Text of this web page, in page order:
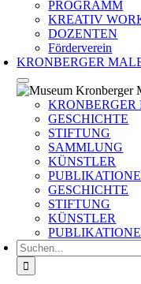
PROGRAMM
KREATIV
DOZENTEN
Förderverein
KRONBERGER
GESCHICHTE
STIFTUNG
SAMMLUNG
KÜNSTLER
GESCHICHTE
STIFTUNG
KÜNSTLER
Suche
nach: